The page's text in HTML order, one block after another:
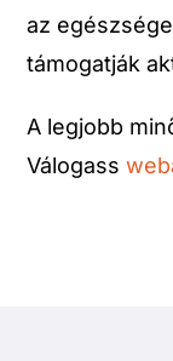
az
támogatják
A legjobb
Válogass